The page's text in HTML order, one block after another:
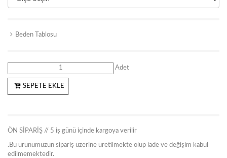
Beden Tablosu
Adet
SEPETE EKLE
ÖN SİPARİŞ // 5 iş günü içinde kargoya verilir
.Bu ürünümüzün sipariş üzerine üretilmekte olup iade ve değişim kabul
edilmemektedir.